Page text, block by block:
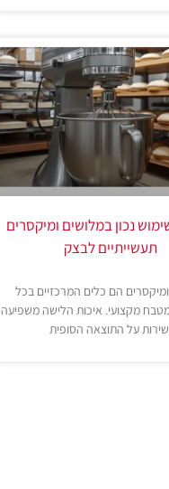
נכון במלושים ומיקסרים
תעשייתיים לבצק
הם כלים המרכזיים בכל
מקצועי. איכות הלישה משפיעה
על התוצאה הסופית